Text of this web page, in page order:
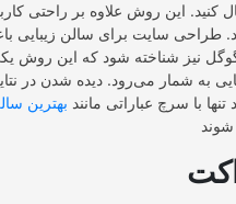
کنید. این روش علاوه بر راحتی
طراحی سایت برای سالن زیبایی
نیز شناخته شود که این روش
به شمار می‌رود. دیده شدن در
با سرچ عباراتی مانند بهترین